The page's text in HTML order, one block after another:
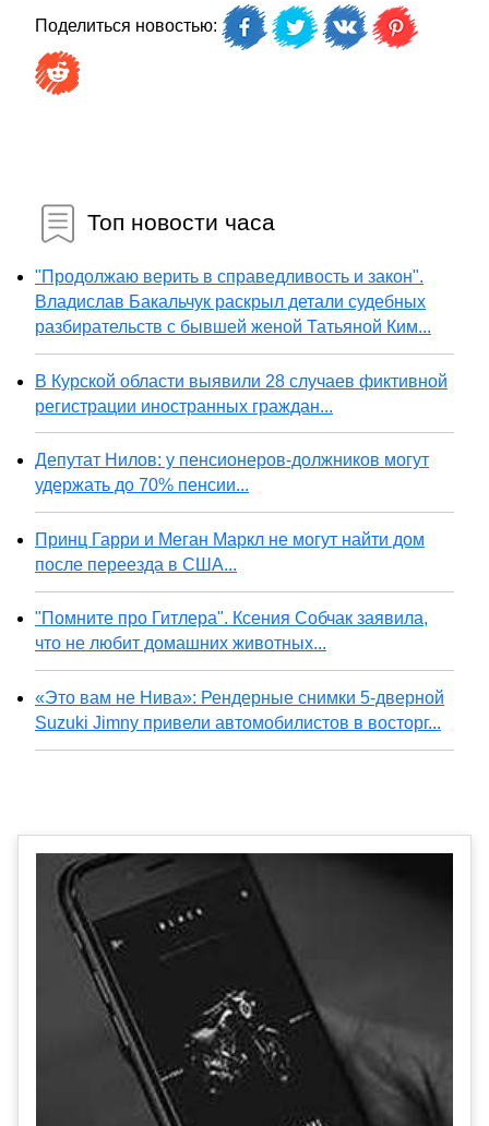
Поделиться новостью:
Топ новости часа
"Продолжаю верить в справедливость и закон".
Владислав Бакальчук раскрыл детали судебных
разбирательств с бывшей женой Татьяной Ким...
В Курской области выявили 28 случаев фиктивной
регистрации иностранных граждан...
Депутат Нилов: у пенсионеров-должников могут
удержать до 70% пенсии...
Принц Гарри и Меган Маркл не могут найти дом
после переезда в США...
"Помните про Гитлера". Ксения Собчак заявила,
что не любит домашних животных...
«Это вам не Нива»: Рендерные снимки 5-дверной
Suzuki Jimny привели автомобилистов в восторг...